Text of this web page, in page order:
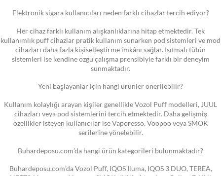
Elektronik sigara kullanıcıları neden farklı cihazlar tercih ediyor?
Her cihaz farklı kullanım alışkanlıklarına hitap etmektedir. Tek
kullanımlık puff cihazlar pratik kullanım sunarken pod sistemleri ve mod
cihazları daha fazla kişiselleştirme imkânı sağlar. Isıtmalı tütün
sistemleri ise kendine özgü çalışma prensibiyle farklı bir deneyim
sunmaktadır.
Yeni başlayanlar için hangi ürünler önerilebilir?
Kullanım kolaylığı arayan kişiler genellikle Vozol Puff modelleri, JUUL
cihazları veya pod sistemlerini tercih etmektedir. Daha gelişmiş
özellikler isteyen kullanıcılar ise Vaporesso, Voopoo veya SMOK
serilerine yönelebilir.
Buhardeposu.com’da hangi ürün kategorileri bulunmaktadır?
Buhardeposu.com’da Vozol Puff, IQOS Iluma, IQOS 3 DUO, TEREA,